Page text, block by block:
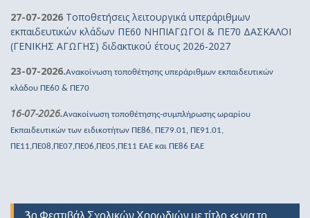
27-07-2026 Τοποθετήσεις λειτουργικά υπεράριθμων
εκπαιδευτικών κλάδων ΠΕ60 ΝΗΠΙΑΓΩΓΟΙ & ΠΕ70 ΔΑΣΚΑΛΟΙ
(ΓΕΝΙΚΗΣ ΑΓΩΓΗΣ) διδακτικού έτους 2026-2027
23-07-2026.Ανακοίνωση τοποθέτησης υπεράριθμων εκπαιδευτικών
κλάδου ΠΕ60 & ΠΕ70
16-07-2026.Ανακοίνωση τοποθέτησης-συμπλήρωσης ωραρίου
Εκπαιδευτικών των ειδικοτήτων ΠΕ86, ΠΕ79.01, ΠΕ91.01,
ΠΕ11,ΠΕ08,ΠΕ07,ΠΕ06,ΠΕ05,ΠΕ11 ΕΑΕ και ΠΕ86 ΕΑΕ